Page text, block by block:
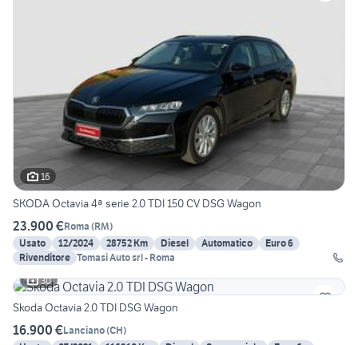
16
SKODA Octavia 4ª serie 2.0 TDI 150 CV DSG Wagon
23.900 €Roma (RM)
Usato
12/2024 28752 Km Diesel Automatico
Euro 6
Rivenditore Tomasi Auto srl - Roma
30
Skoda Octavia 2.0 TDI DSG Wagon
16.900 €Lanciano(CH)